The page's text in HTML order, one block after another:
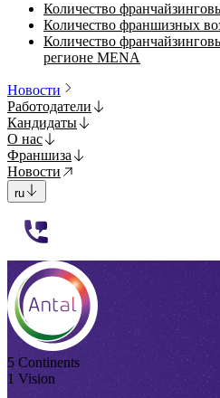
Количество
Количество франшизных
Количество
регионе MENA
Новости
Работодатели
Кандидаты
О нас
Франшиза
Новости
ru
5 Continents
1 Vision